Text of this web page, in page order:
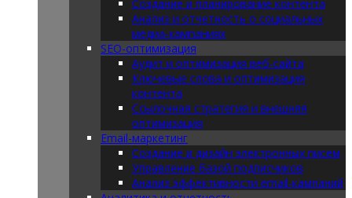
Создание и планирование контента
Анализ и отчетность о социальных
медиа-кампаниях
SEO-оптимизация
Аудит и оптимизация веб-сайта
Ключевые слова и оптимизация
контента
Ссылочная стратегия и внешняя
оптимизация
Email-маркетинг
Создание и дизайн электронных писем
Управление базой подписчиков
Анализ эффективности email-кампаний